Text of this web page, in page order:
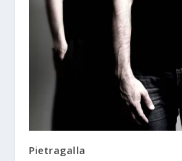
Pietragalla